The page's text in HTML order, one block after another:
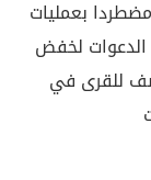
بعمليات
الدعوات لخفض
للقرى في